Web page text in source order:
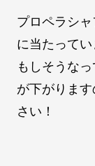
プロペラシ
に当たってい
もしそうな
が下がりま
さい！